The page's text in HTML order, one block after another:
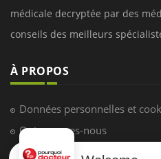
médicale decryptée par des
conseils des meilleurs
À PROPOS
Données personnelles et
Qui sommes-nous
Conditions d'utilisation